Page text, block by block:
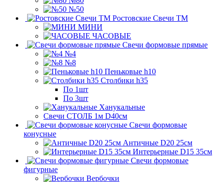
№50
Ростовские Свечи ТМ
МИНИ
ЧАСОВЫЕ
Свечи формовые прямые
№4
№8
Пеньковые h10
Столбики h35
По 1шт
По 3шт
Ханукальные
Свечи СТОЛБ 1м D40см
Свечи формовые
конусные
Античные D20 25см
Интерьерные D15 35см
Свечи формовые
фигурные
Вербочки